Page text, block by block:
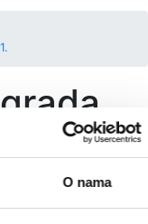
O nama
2021.